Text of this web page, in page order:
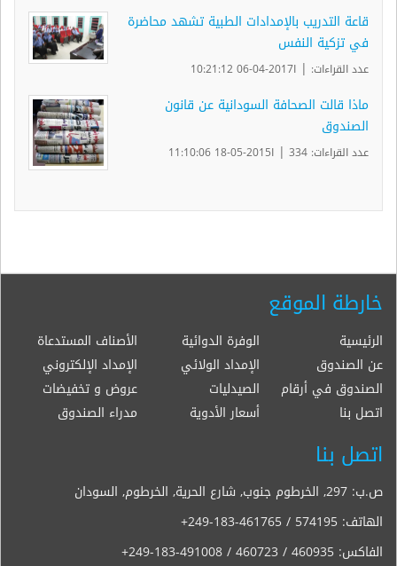
قاعة التدريب بالإمدادات الطبية تشهد محاضرة
في تزكية النفس
عدد القراءات: | ا2017-04-06 10:21:12
ماذا قالت الصحافة السودانية عن قانون
الصندوق
عدد القراءات: 334 | ا2015-05-18 11:10:06
خارطة الموقع
الرئيسية الوفرة الدوائية
الأصناف المستدعاة
عن الصندوق
الإمداد الولائي
الإمداد الإلكتروني
الصندوق في أرقام
الصيدليات
عروض و تخفيضات
اتصل بنا
أسعار الأدوية مدراء الصندوق
اتصل بنا
ص.ب: 297, الخرطوم جنوب, شارع الحرية, الخرطوم, السودان
الهاتف: +249-183-461765 / 574195
الفاكس: +249-183-491008 / 460723 / 460935